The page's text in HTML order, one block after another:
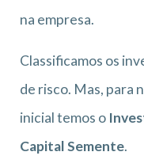
na empresa.
Classificamos os
de risco. Mas, para
inicial temos o
Capital Semente.